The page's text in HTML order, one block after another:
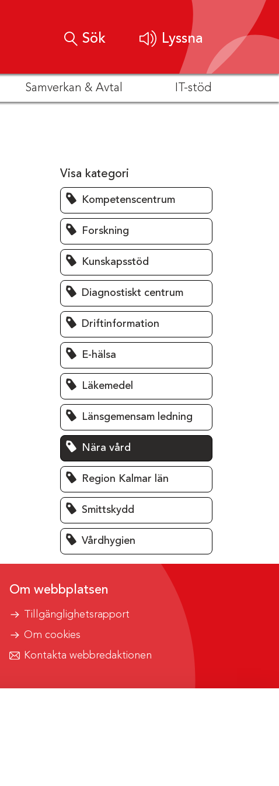
Sök Lyssna
Samverkan & Avtal IT-stöd
Visa kategori
Kompetenscentrum
Forskning
Kunskapsstöd
Diagnostiskt centrum
Driftinformation
E-hälsa
Läkemedel
Länsgemensam ledning
Nära vård
Region Kalmar län
Smittskydd
Vårdhygien
Om webbplatsen
Tillgänglighetsrapport
Om cookies
Kontakta webbredaktionen